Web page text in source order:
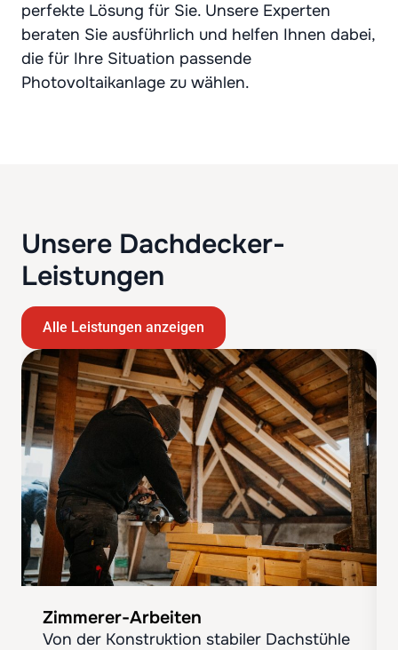
perfekte Lösung für Sie. Unsere Experten
beraten Sie ausführlich und helfen Ihnen dabei,
die für Ihre Situation passende
Photovoltaikanlage zu wählen.
Unsere Dachdecker-
Leistungen
Alle Leistungen anzeigen
Zimmerer-Arbeiten
Von der Konstruktion stabiler Dachstühle